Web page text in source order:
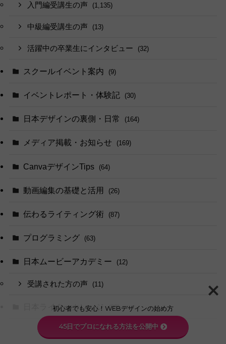
入門編受講生の声 (1,135)
中級編受講生の声 (13)
活躍中の卒業生にインタビュー (32)
スクールイベント案内 (9)
イベントレポート・体験記 (30)
日本デザインの裏側・日常 (164)
メディア掲載・お知らせ (169)
CanvaデザインTips (64)
動画編集の基礎と活用 (26)
伝わるライティング術 (87)
プログラミング (63)
日本ムービーアカデミー (12)
受講された方の声 (11)
日本ライターカレッジ (38)
初心者でも安心！WEBデザインの始め方
45日でプロになれる方法を公開中